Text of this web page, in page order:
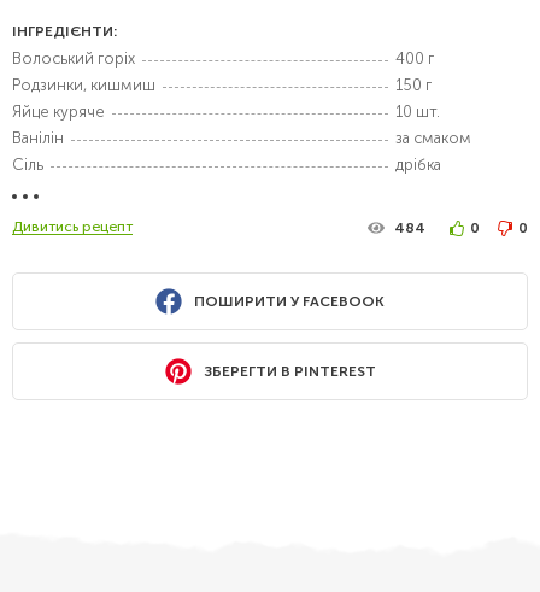
ІНГРЕДІЄНТИ:
Волоський горіх
400 г
Родзинки, кишмиш
150 г
Яйце куряче
10 шт.
Ванілін
за смаком
Сіль
дрібка
Дивитись рецепт 484 0 0
ПОШИРИТИ У FACEBOOK
ЗБЕРЕГТИ В PINTEREST